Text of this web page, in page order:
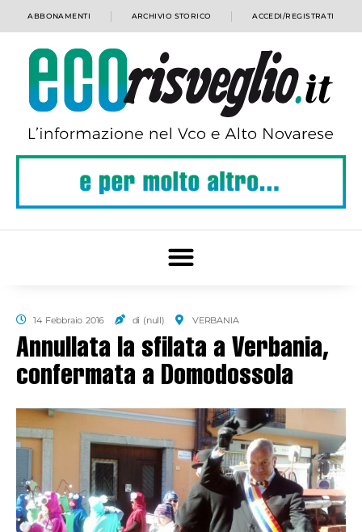
ABBONAMENTI ARCHIVIO STORICO ACCEDI/REGISTRATI
14 Febbraio 2016 di (null) VERBANIA
Annullata la sfilata a Verbania,
confermata a Domodossola